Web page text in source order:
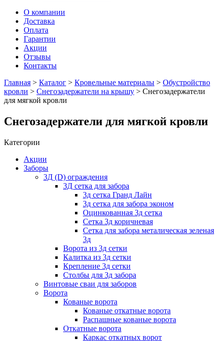
О компании
Доставка
Оплата
Гарантии
Акции
Отзывы
Контакты
Главная > Каталог > Кровельные материалы > Обустройство
кровли > Снегозадержатели на крышу > Снегозадержатели
для мягкой кровли
Снегозадержатели для мягкой кровли
Категории
Акции
Заборы
3Д (D) ограждения
3Д сетка для забора
3д сетка Гранд Лайн
3д сетка для забора эконом
Оцинкованная 3д сетка
Сетка 3д коричневая
Сетка для забора металическая зеленая
3д
Ворота из 3д сетки
Калитка из 3д сетки
Крепление 3д сетки
Столбы для 3д забора
Винтовые сваи для заборов
Ворота
Кованые ворота
Кованые откатные ворота
Распашные кованые ворота
Откатные ворота
Каркас откатных ворот